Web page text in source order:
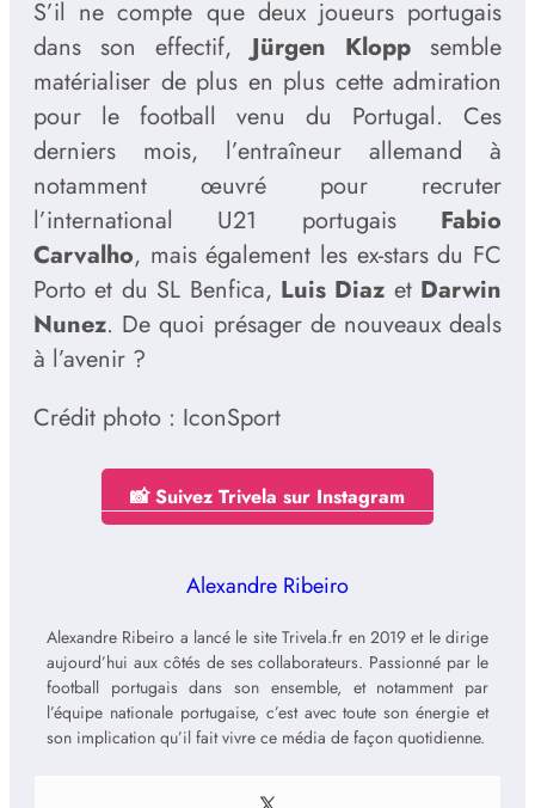
S’il ne compte que deux joueurs portugais
dans son effectif, Jürgen Kloppsemble
matérialiser de plus en plus cette admiration
pour le football venu du Portugal. Ces
derniers mois, l’entraîneur allemand à
notamment œuvré pour recruter
l’international U21 portugais Fabio
Carvalho, mais également les ex-stars du FC
Porto et du SL Benfica, Luis Diaz etDarwin
Nunez. De quoi présager de nouveaux deals
à l’avenir ?
Crédit photo : IconSport
📸 Suivez Trivela sur Instagram
Alexandre Ribeiro
Alexandre Ribeiro a lancé le site Trivela.fr en 2019 et le dirige
aujourd’hui aux côtés de ses collaborateurs. Passionné par le
football portugais dans son ensemble, et notamment par
l’équipe nationale portugaise, c’est avec toute son énergie et
son implication qu’il fait vivre ce média de façon quotidienne.